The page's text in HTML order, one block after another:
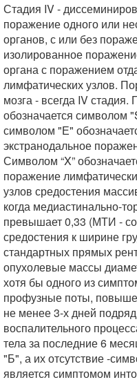
Стадия IV -
поражение одного или
органов, с или без
изолированное
органа с поражением
лимфатических узлов.
мозга - всегда IV
обозначается символом
символом "Е"
экстранодальное
Символом “X”
поражение
узлов средостения
когда медиастинально-
превышает 0,33 (МТИ -
средостения к ширине
стандартных прямых
опухолевые массы
хотя бы одного из
профузные поты,
не менее 3-х дней
воспалительного
тела за последние 6
"Б", а их отсутствие -
является симптомом